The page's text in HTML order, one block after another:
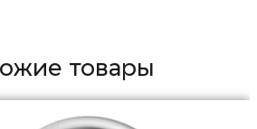
товары